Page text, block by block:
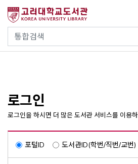
건
통합검색
사이트내 검색
로그인
로그인을 하시면 더 많은 도서관 서비스를 이용
포털ID 도서관ID(학번/직번/교번)